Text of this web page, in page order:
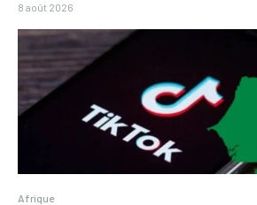
8 août 2026
Afrique